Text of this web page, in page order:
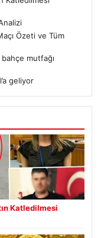
Özeti ve Tüm
mutfağı
geliyor
Katledilmesi